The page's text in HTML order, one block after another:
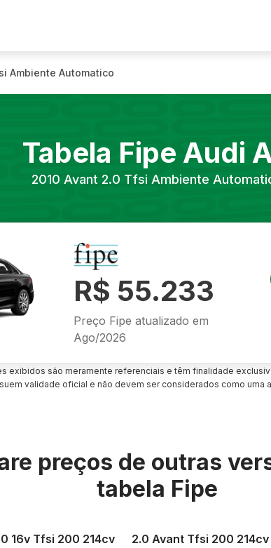
Ambiente Automatico
Tabela Fipe Audi
2010 Avant 2.0 Tfsi Ambiente
R$ 55.233
Preço Fipe atualizado em
Ago/2026
exibidos são meramente referenciais e têm finalidade
validade oficial e não devem ser considerados como uma
preços de outras
tabela Fipe
16v Tfsi 200 214cv
2.0 Avant Tfsi 200 214cv